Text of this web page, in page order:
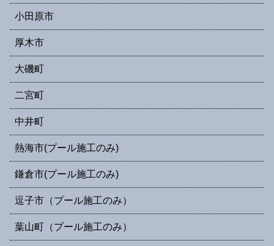
小田原市
厚木市
大磯町
二宮町
中井町
熱海市(プール施工のみ)
鎌倉市(プール施工のみ)
逗子市（プール施工のみ）
葉山町（プール施工のみ）